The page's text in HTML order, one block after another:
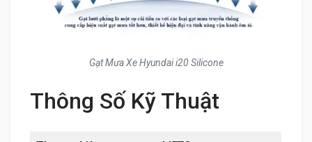
Gạt Mưa Xe Hyundai i20 Silicone
Thông Số Kỹ Thuật